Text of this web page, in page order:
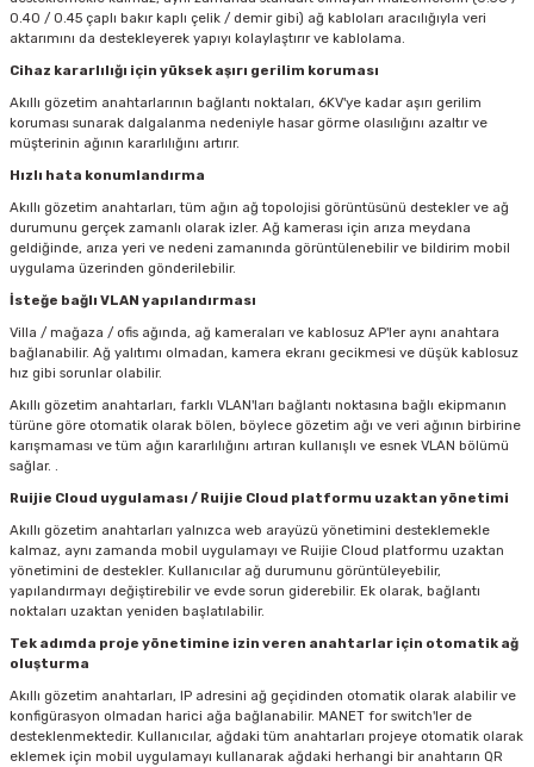
0.40 / 0.45 çaplı bakır kaplı çelik / demir gibi) ağ kabloları aracılığıyla veri
aktarımını da destekleyerek yapıyı kolaylaştırır ve kablolama.
Cihaz kararlılığı için yüksek aşırı gerilim koruması
Akıllı gözetim anahtarlarının bağlantı noktaları, 6KV'ye kadar aşırı gerilim
koruması sunarak dalgalanma nedeniyle hasar görme olasılığını azaltır ve
müşterinin ağının kararlılığını artırır.
Hızlı hata konumlandırma
Akıllı gözetim anahtarları, tüm ağın ağ topolojisi görüntüsünü destekler ve ağ
durumunu gerçek zamanlı olarak izler. Ağ kamerası için arıza meydana
geldiğinde, arıza yeri ve nedeni zamanında görüntülenebilir ve bildirim mobil
uygulama üzerinden gönderilebilir.
İsteğe bağlı VLAN yapılandırması
Villa / mağaza / ofis ağında, ağ kameraları ve kablosuz AP'ler aynı anahtara
bağlanabilir. Ağ yalıtımı olmadan, kamera ekranı gecikmesi ve düşük kablosuz
hız gibi sorunlar olabilir.
Akıllı gözetim anahtarları, farklı VLAN'ları bağlantı noktasına bağlı ekipmanın
türüne göre otomatik olarak bölen, böylece gözetim ağı ve veri ağının birbirine
karışmaması ve tüm ağın kararlılığını artıran kullanışlı ve esnek VLAN bölümü
sağlar. .
Ruijie Cloud uygulaması / Ruijie Cloud platformu uzaktan yönetimi
Akıllı gözetim anahtarları yalnızca web arayüzü yönetimini desteklemekle
kalmaz, aynı zamanda mobil uygulamayı ve Ruijie Cloud platformu uzaktan
yönetimini de destekler. Kullanıcılar ağ durumunu görüntüleyebilir,
yapılandırmayı değiştirebilir ve evde sorun giderebilir. Ek olarak, bağlantı
noktaları uzaktan yeniden başlatılabilir.
Tek adımda proje yönetimine izin veren anahtarlar için otomatik ağ
oluşturma
Akıllı gözetim anahtarları, IP adresini ağ geçidinden otomatik olarak alabilir ve
konfigürasyon olmadan harici ağa bağlanabilir. MANET for switch'ler de
desteklenmektedir. Kullanıcılar, ağdaki tüm anahtarları projeye otomatik olarak
eklemek için mobil uygulamayı kullanarak ağdaki herhangi bir anahtarın QR